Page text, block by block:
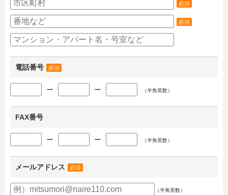
必須
必須
電話番号 必須
ー ー （半角英数）
FAX番号
ー ー （半角英数）
メールアドレス 必須
（半角英数）